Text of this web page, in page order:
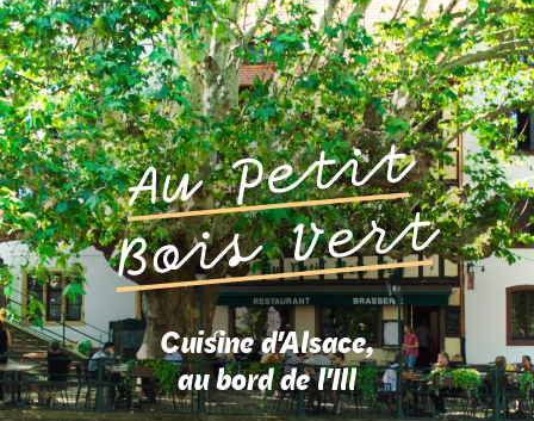
2 quai de la Bruche
67000 Strasbourg
03 88 32 66 32
contact@aupetitboisvert.fr
Ouvert
de 11h45 à 22h30.
Fermé le mardi et le mercredi.
Français English Deutsch
Cuisine d'Alsace,
au bord de l'Ill